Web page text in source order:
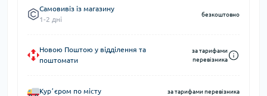
Самовивіз із магазину
1-2 дні
безкоштовно
Новою Поштою у відділення та
поштомати
за тарифами
перевізника
Курʼєром по місту за тарифами перевізника